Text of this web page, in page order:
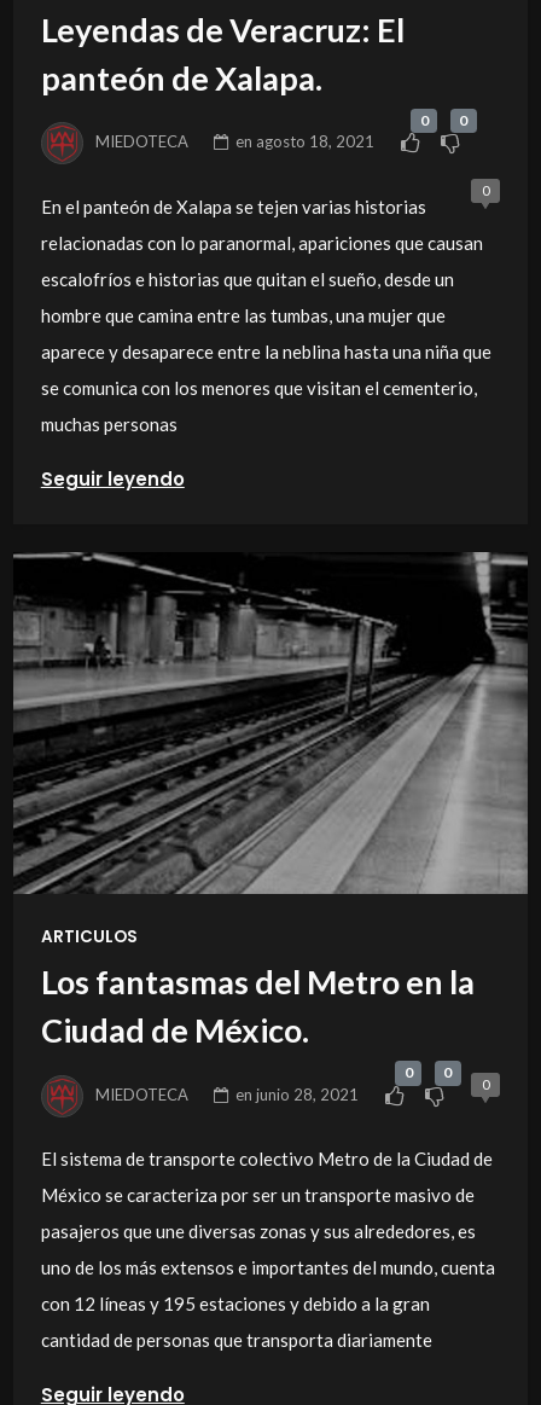
Leyendas de Veracruz: El
panteón de Xalapa.
MIEDOTECA en agosto 18, 2021
0 0
0
En el panteón de Xalapa se tejen varias historias
relacionadas con lo paranormal, apariciones que causan
escalofríos e historias que quitan el sueño, desde un
hombre que camina entre las tumbas, una mujer que
aparece y desaparece entre la neblina hasta una niña que
se comunica con los menores que visitan el cementerio,
muchas personas
Seguir leyendo
ARTICULOS
Los fantasmas del Metro en la
Ciudad de México.
MIEDOTECA enjunio 28, 2021
0 0
0
El sistema de transporte colectivo Metro de la Ciudad de
México se caracteriza por ser un transporte masivo de
pasajeros que une diversas zonas y sus alrededores, es
uno de los más extensos e importantes del mundo, cuenta
con 12 líneas y 195 estaciones y debido a la gran
cantidad de personas que transporta diariamente
Seguir leyendo